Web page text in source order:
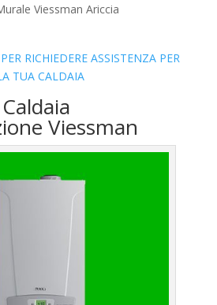
Viessman Ariccia
RICHIEDERE ASSISTENZA PER
TUA CALDAIA
Viessman